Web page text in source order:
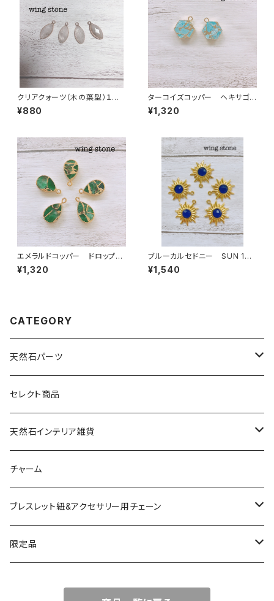
クリアクォーツ（木の葉型）１カ
ン
¥880
ターコイズコッパー ヘキサゴン
型 1カン
¥1,320
エメラルドコッパー ドロップ
型 1カン
¥1,320
ブルーカルセドニー SUN 1カ
ン
¥1,540
CATEGORY
天然石パーツ
天然石
ドゥルージー
ソーラークォーツ
コッパー
アゲート
セレクト商品
天然石インテリア雑貨
天然石スライスコースター
天然石キャンドルホルダー
チャーム
ブレスレット紐&アクセサリー用チェーン
ネックレスチェーン
限定品